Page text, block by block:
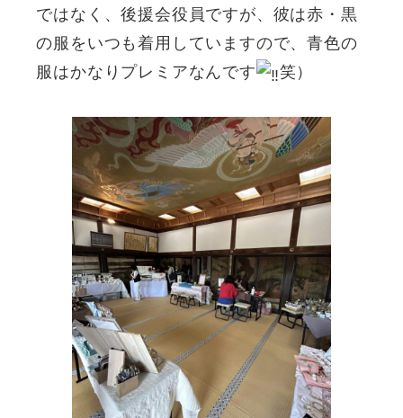
ではなく、後援会役員ですが、彼は赤・黒
の服をいつも着用していますので、青色の
服はかなりプレミアなんです
笑）